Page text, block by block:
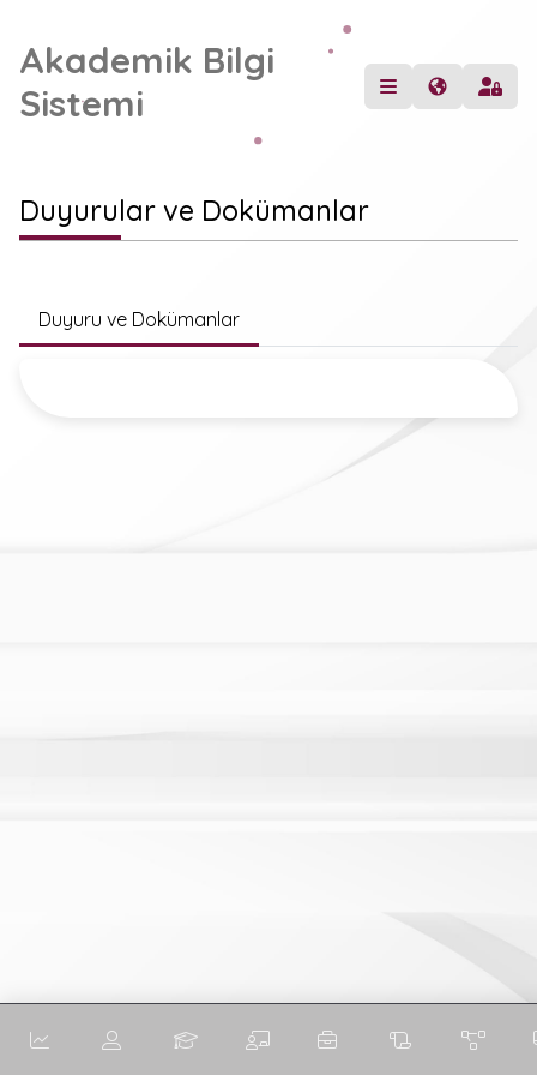
Akademik Bilgi
Sistemi
Duyurular ve Dokümanlar
Duyuru ve Dokümanlar